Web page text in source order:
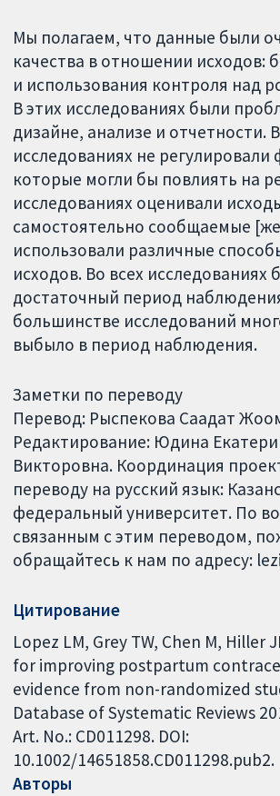
Мы полагаем, что данные были
качества в отношении исходов:
и использования контроля над
В этих исследованиях были
дизайне, анализе и отчетности.
исследованиях не
которые могли бы повлиять на
исследованиях оценивали
самостоятельно сообщаемые
использовали различные
исходов. Во всех исследованиях
достаточный период
большинстве исследований
выбыло в период наблюдения.
Заметки по переводу
Перевод: Рыспекова Саадат
Редактирование: Юдина
Викторовна. Координация
переводу на русский язык:
федеральный университет. По
связанным с этим переводом,
обращайтесь к нам по адресу:
Цитирование
Lopez LM, Grey TW, Chen M, Hiller
for improving postpartum
evidence from non-randomized
Database of Systematic Reviews
Art. No.: CD011298. DOI:
10.1002/14651858.CD011298.pub2.
Авторы